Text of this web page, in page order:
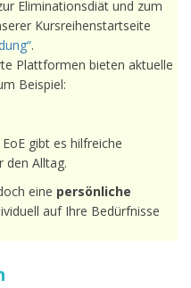
Eliminationsdiät und zum
Kursreihenstartseite
.
Plattformen bieten aktuelle
Beispiel:
gibt es hilfreiche
den Alltag.
eine persönliche
auf Ihre Bedürfnisse